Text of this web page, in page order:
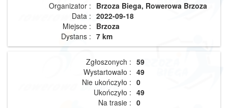
Organizator : Brzoza Biega, Rowerowa Brzoza
Data : 2022-09-18
Miejsce : Brzoza
Dystans : 7 km
Zgłoszonych : 59
Wystartowało : 49
Nie ukończyło : 0
Ukończyło : 49
Na trasie : 0